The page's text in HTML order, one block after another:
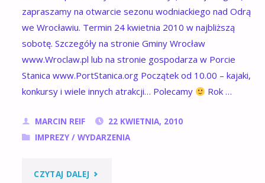
zapraszamy na otwarcie sezonu wodniackiego nad Odrą
we Wrocławiu. Termin 24 kwietnia 2010 w najbliższą
sobotę. Szczegóły na stronie Gminy Wrocław
www.Wroclaw.pl lub na stronie gospodarza w Porcie
Stanica www.PortStanica.org Początek od 10.00 – kajaki,
konkursy i wiele innych atrakcji… Polecamy
Rok …
MARCIN REIF
22 KWIETNIA, 2010
IMPREZY/ WYDARZENIA
CZYTAJ DALEJ "SPOTKAJMY